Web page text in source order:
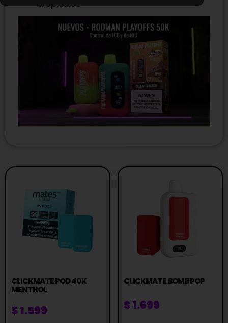
tropicales
CLICKMATE POD 40K
MENTHOL
$1.599
CLICKMATE BOMB POP
$1.699